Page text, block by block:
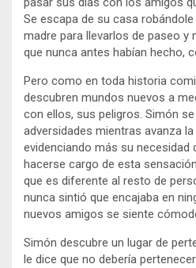
Se escapa de su casa
madre para llevarlos de paseo
que nunca antes habían hecho,
Pero como en toda historia
descubren mundos nuevos a
con ellos, sus peligros. Simón
adversidades mientras avanza
evidenciando más su necesidad
hacerse cargo de esta
que es diferente al resto de
nunca sintió que encajaba en
nuevos amigos se siente
Simón descubre un lugar de
le dice que no debería